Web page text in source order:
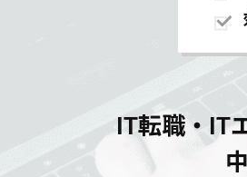
IT転職・IT